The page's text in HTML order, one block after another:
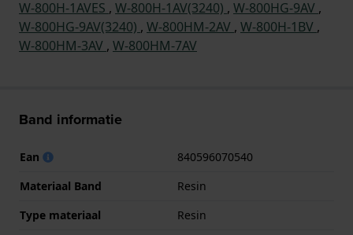
W-800H-1AVES , W-800H-1AV(3240) , W-800HG-9AV ,
W-800HG-9AV(3240) , W-800HM-2AV , W-800H-1BV ,
W-800HM-3AV , W-800HM-7AV
Band informatie
Ean
840596070540
Materiaal Band
Resin
Type materiaal
Resin